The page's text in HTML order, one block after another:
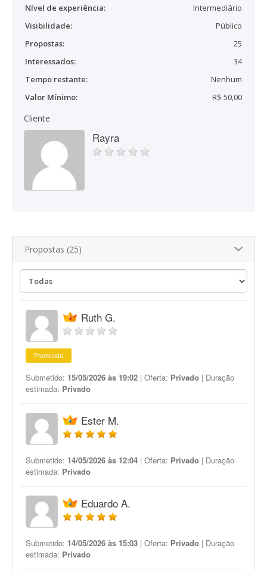
Nível de experiência:
Intermediário
Visibilidade:
Público
Propostas:
25
Interessados:
34
Tempo restante:
Nenhum
Valor Mínimo:
R$ 50,00
Cliente
Rayra
Propostas (25)
Ruth G.
Promovida
Submetido: 15/05/2026 às 19:02 | Oferta: Privado | Duração
estimada: Privado
Ester M.
Submetido: 14/05/2026 às 12:04 | Oferta: Privado | Duração
estimada: Privado
Eduardo A.
Submetido: 14/05/2026 às 15:03 | Oferta: Privado | Duração
estimada: Privado